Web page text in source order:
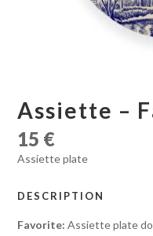
Assiette –
15 €
Assiette plate
DESCRIPTION
Favorite: Assiette plate